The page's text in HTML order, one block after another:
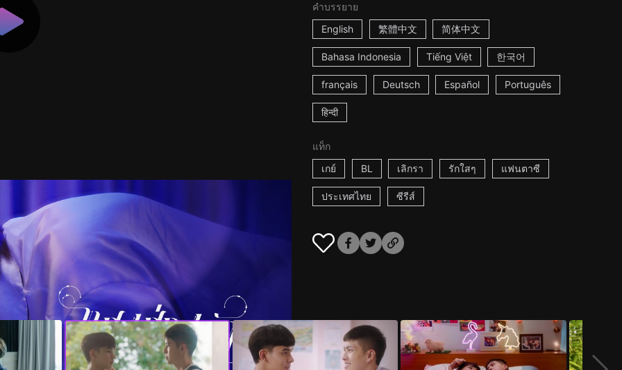
คำบรรยาย
English
繁體中文 简体中文
Bahasa Indonesia Tiếng Việt 한국어
français Deutsch Español Português
हिन्दी
แท็ก
เกย์
BL เลิกรา รักใสๆ แฟนตาซี
ประเทศไทย ซีรีส์